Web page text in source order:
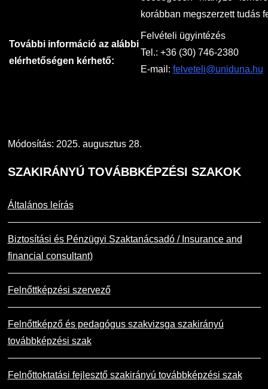
korábban megszerzett tudás
További információ az alábbi
elérhetőségen kérhető:
Felvételi ügyintézés
Tel.: +36 (30) 746-2380
E-mail: felveteli@uniduna.hu
Módosítás: 2025. augusztus 28.
SZAKIRÁNYÚTOVÁBBKÉPZÉSI SZAKOK
Általános leírás
Biztosítási és Pénzügyi Szaktanácsadó / Insurance and
financial consultant)
Felnőttképzési szervező
Felnőttképző és pedagógus szakvizsga szakirányú
továbbképzési szak
Felnőttoktatási fejlesztő szakirányú továbbképzési szak